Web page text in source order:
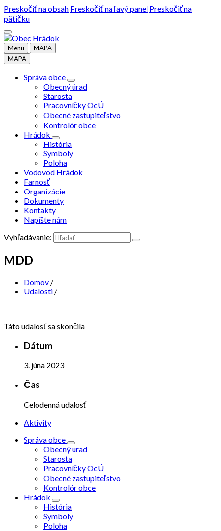
Preskočiť na obsah Preskočiť na ľavý panel Preskočiť na
pätičku
Menu
MAPA
MAPA
Správa obce
Obecný úrad
Starosta
Pracovníčky OcÚ
Obecné zastupiteľstvo
Kontrolór obce
Hrádok
História
Symboly
Poloha
Vodovod Hrádok
Farnosť
Organizácie
Dokumenty
Kontakty
Napíšte nám
Vyhľadávanie:
MDD
Domov /
Udalosti /
Táto udalosť sa skončila
Dátum
3. júna 2023
Čas
Celodenná udalosť
Aktivity
Správa obce
Obecný úrad
Starosta
Pracovníčky OcÚ
Obecné zastupiteľstvo
Kontrolór obce
Hrádok
História
Symboly
Poloha